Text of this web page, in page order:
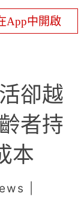
App中開啟
卻越
者持
本
|